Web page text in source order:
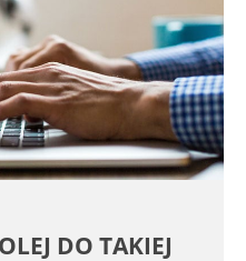
DO TAKIEJ